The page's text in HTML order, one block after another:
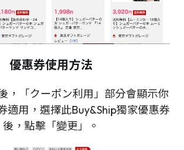
優惠券使用方法
，「クーポン利用」部分會顯示你
適用，選擇此Buy&Ship獨家優惠券
後，點擊「變更」。